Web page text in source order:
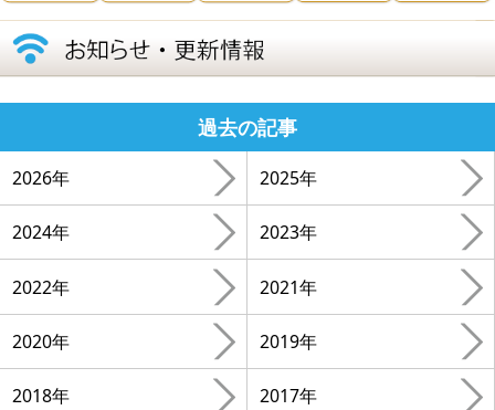
過去の記事
2026年 2025年
2024年 2023年
2022年 2021年
2020年 2019年
2018年 2017年